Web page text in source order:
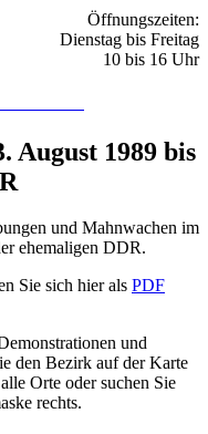
Öffnungszeiten:
Dienstag bis Freitag
10 bis 16 Uhr
August 1989 bis
und Mahnwachen im
ehemaligen DDR.
Sie sich hier als PDF
und
den Bezirk auf der Karte
Orte oder suchen Sie
rechts.